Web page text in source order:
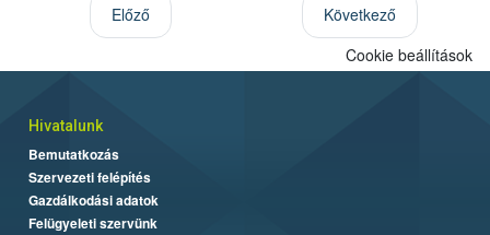
Előző
Következő
Cookie beállítások
Hivatalunk
Bemutatkozás
Szervezeti felépítés
Gazdálkodási adatok
Felügyeleti szervünk